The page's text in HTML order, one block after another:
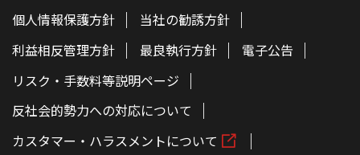
個人情報保護方針
当社の勧誘方針
利益相反管理方針
最良執行方針
電子公告
リスク・手数料等説明ページ
反社会的勢力への対応について
カスタマー・ハラスメントについて